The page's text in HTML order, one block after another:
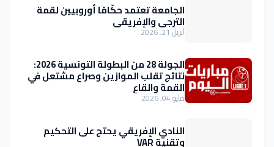
الجامعة تعتمد حكّامًا أوروبيين لقمة
الترجي والإفريقي
أبريل 21, 2026
الجولة 28 من البطولة التونسية 2026:
نتائج تقلب الموازين وصراع مشتعل في
القمة والقاع
مايو 04, 2026
النادي الإفريقي يحتج على التحكيم
وتقنية VAR